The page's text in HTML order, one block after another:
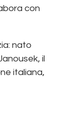
con
nato
il
italiana,